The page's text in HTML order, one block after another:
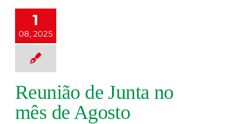
1
08, 2025
no mês de
de Junta
Reunião de Junta no
mês de Agosto